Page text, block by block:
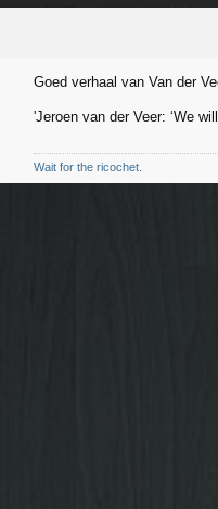
Goed verhaal van Van der
'Jeroen van der Veer: ‘We
Wait for the ricochet.